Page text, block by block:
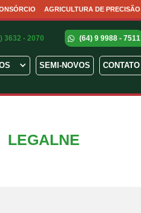
AGRICULTURA DE PRECISÃO
3632 - 2070 (64) 9 9988 - 7511
SEMI-NOVOS CONTATO
LEGALNE